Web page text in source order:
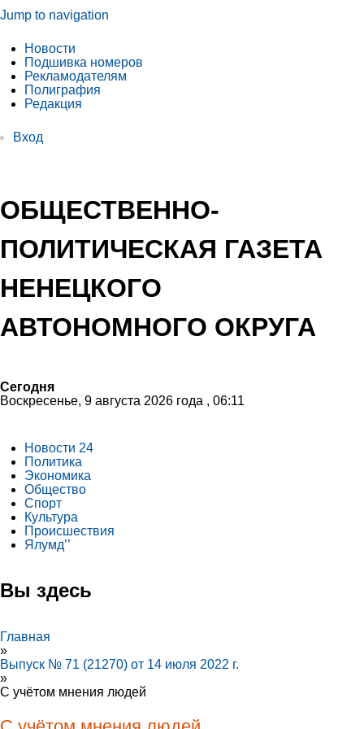
Jump to navigation
Новости
Подшивка номеров
Рекламодателям
Полиграфия
Редакция
Вход
ОБЩЕСТВЕННО-
ПОЛИТИЧЕСКАЯ ГАЗЕТА
НЕНЕЦКОГО
АВТОНОМНОГО ОКРУГА
Сегодня
Воскресенье, 9 августа 2026 года , 06:11
Новости 24
Политика
Экономика
Общество
Спорт
Культура
Происшествия
Ялумд’’
Вы здесь
Главная
»
Выпуск № 71 (21270) от 14 июля 2022 г.
»
С учётом мнения людей